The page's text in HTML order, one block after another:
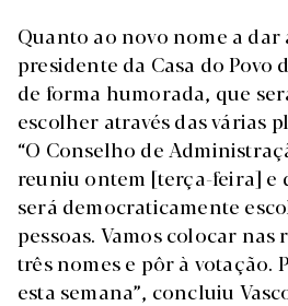
Quanto ao novo nome a dar
presidente da Casa do Povo
de forma humorada, que
escolher através das várias
“O Conselho de
reuniu ontem [terça-feira] e
será democraticamente
pessoas. Vamos colocar nas
três nomes e pôr à votação.
esta semana”, concluiu